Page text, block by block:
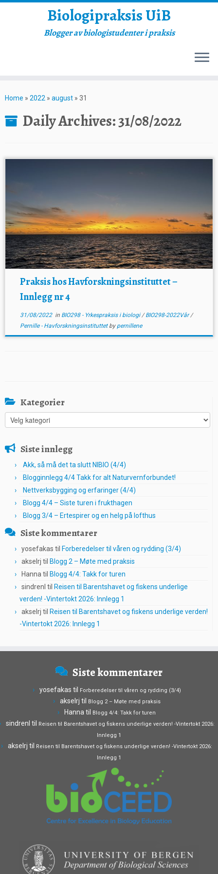
to
Biologipraksis UiB
Blogger av biologistudenter i praksis
Home » 2022 » august » 31
Daily Archives:31/08/2022
Praksis hos Havforskningsinstituttet –
Innlegg nr 4
31/08/2022in BIO298 - Yrkespraksis i biologi/BIO298-2022Vår/
Pernille - Havforskningsinstituttet by pernillene
Kategorier
Kategorier
Siste innlegg
Akk, så må det ta slutt NIBIO (4/4)
Blogginnlegg 4/4 Takk for alt Naturvernforbundet!
Nettverksbygging og erfaringer (4/4)
Blogg 4/4 – Siste turen i frukthagen
Blogg 3/4 – Ertespirer og en helg på lofthus
Siste kommentarer
yosefakas til Forberedelser til våren og rydding (3/4)
akselrj til Blogg 2 – Møte med praksis
Hanna til Blogg 4/4: Takk for turen
sindrenl til Reisen til Barentshavet og fiskens underlige
verden! -Vintertokt 2026: Innlegg 1
akselrj til Reisen til Barentshavet og fiskens underlige verden!
-Vintertokt 2026: Innlegg 1
Siste kommentarer
yosefakas til Forberedelser til våren og rydding (3/4)
akselrj til Blogg 2 – Møte med praksis
Hanna til Blogg 4/4: Takk for turen
sindrenl til Reisen til Barentshavet og fiskens underlige verden! -Vintertokt 2026:
Innlegg 1
akselrj til Reisen til Barentshavet og fiskens underlige verden! -Vintertokt 2026:
Innlegg 1